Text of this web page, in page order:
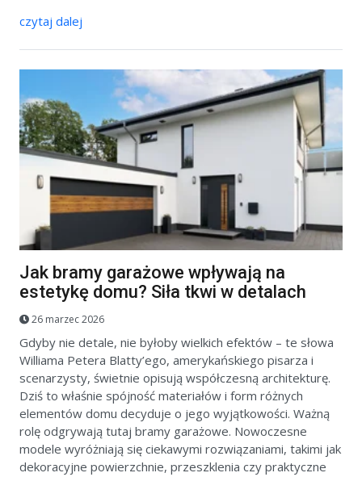
czytaj dalej
Jak bramy garażowe wpływają na
estetykę domu? Siła tkwi w detalach
26 marzec 2026
Gdyby nie detale, nie byłoby wielkich efektów – te słowa
Williama Petera Blatty’ego, amerykańskiego pisarza i
scenarzysty, świetnie opisują współczesną architekturę.
Dziś to właśnie spójność materiałów i form różnych
elementów domu decyduje o jego wyjątkowości. Ważną
rolę odgrywają tutaj bramy garażowe. Nowoczesne
modele wyróżniają się ciekawymi rozwiązaniami, takimi jak
dekoracyjne powierzchnie, przeszklenia czy praktyczne